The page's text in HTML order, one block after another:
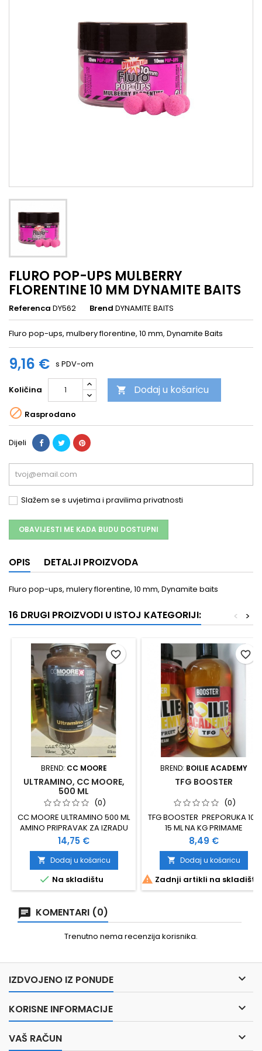
FLURO POP-UPS MULBERRY
FLORENTINE 10 MM DYNAMITE BAITS
Referenca DY562 Brend DYNAMITE BAITS
Fluro pop-ups, mulbery florentine, 10 mm, Dynamite Baits
9,16 € s PDV-om
Količina  Dodaj u košaricu
 Rasprodano
Dijeli
Slažem se s uvjetima i pravilima privatnosti
OBAVIJESTI ME KADA BUDU DOSTUPNI
OPIS DETALJI PROIZVODA
Fluro pop-ups, mulery florentine, 10 mm, Dynamite baits
16 DRUGI PROIZVODI U ISTOJ KATEGORIJI: >
<
BREND: CC MOORE
ULTRAMINO, CC MOORE,
500 ML
(0)
CC MOORE ULTRAMINO 500 ML
AMINO PRIPRAVAK ZA IZRADU
MAMACA, PVA, STICK MIX I
PARTIKLA
Cijena
14,75 €
 Dodaj u košaricu
 Na skladištu
favorite_border
BREND: BOILIE ACADEMY
TFG BOOSTER
(0)
TFG BOOSTER PREPORUKA 10-
15 ML NA KG PRIMAME
Cijena
8,49 €
 Dodaj u košaricu
 Zadnji artikli na skladištu
favorite_border
KOMENTARI (0)
Trenutno nema recenzija korisnika.
IZDVOJENO IZ PONUDE 
KORISNE INFORMACIJE 
VAŠ RAČUN 